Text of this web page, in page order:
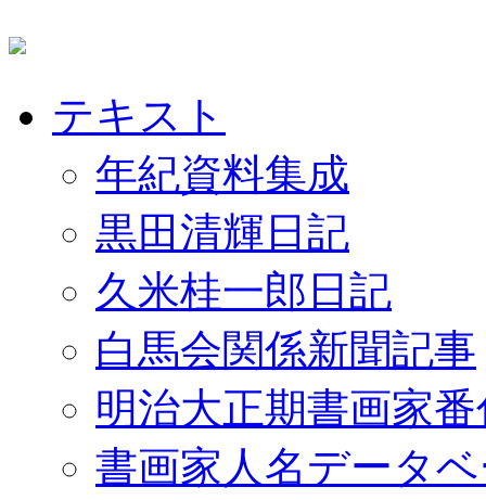
テキスト
年紀資料集成
黒田清輝日記
久米桂一郎日記
白馬会関係新聞記事
明治大正期書画家
書画家人名データ